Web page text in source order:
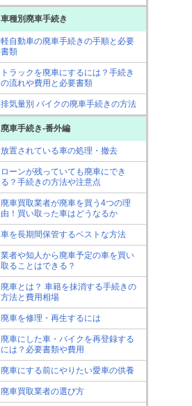
車種別廃車手続き
軽自動車の廃車手続きの手順と必要
書類
トラックを廃車にするには？手続き
の流れや費用と必要書類
排気量別 バイクの廃車手続きの方法
廃車手続き-番外編
放置されている車の処理・撤去
ローンが残っていても廃車にでき
る？手続きの方法や注意点
廃車買取業者が廃車を買う4つの理
由！買い取った車はどうなるか
車を長期間保管するベストな方法
業者や知人から廃車予定の車を買い
取ることはできる？
廃車とは？ 車籍を抹消する手続きの
方法と費用相場
廃車を修理・再生するには
廃車にした車・バイクを再登録する
には？必要書類や費用
廃車にする前にやりたい愛車の供養
廃車買取業者の選び方